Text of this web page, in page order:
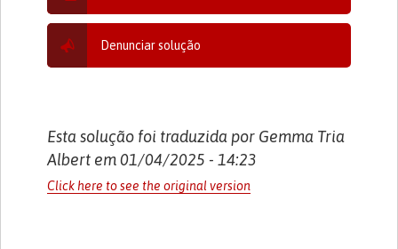
Denunciar solução
Esta solução foi traduzida por Gemma Tria
Albert em 01/04/2025 - 14:23
Click here to see the original version